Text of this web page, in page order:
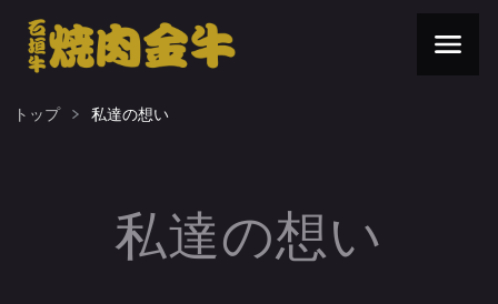
トップ 私達の想い
私達の想い